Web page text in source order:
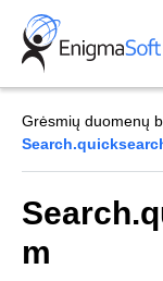
Skip
content
Grėsmių duomenų
m